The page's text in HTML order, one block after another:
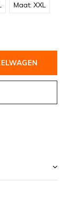
Maat: XXL